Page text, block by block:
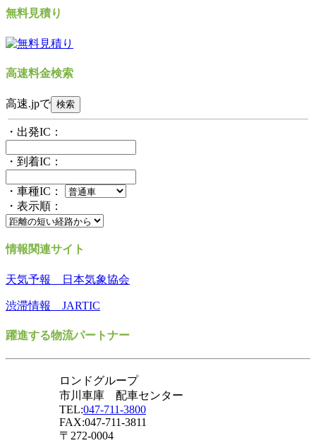
無料見積り
高速料金検索
高速.jpで
・出発IC：
・到着IC：
・車種IC：
・表示順：
情報関連サイト
天気予報 日本気象協会
渋滞情報 JARTIC
躍進する物流パートナー
ロンドグループ
市川車庫 配車センター
TEL:047-711-3800
FAX:047-711-3811
〒272-0004